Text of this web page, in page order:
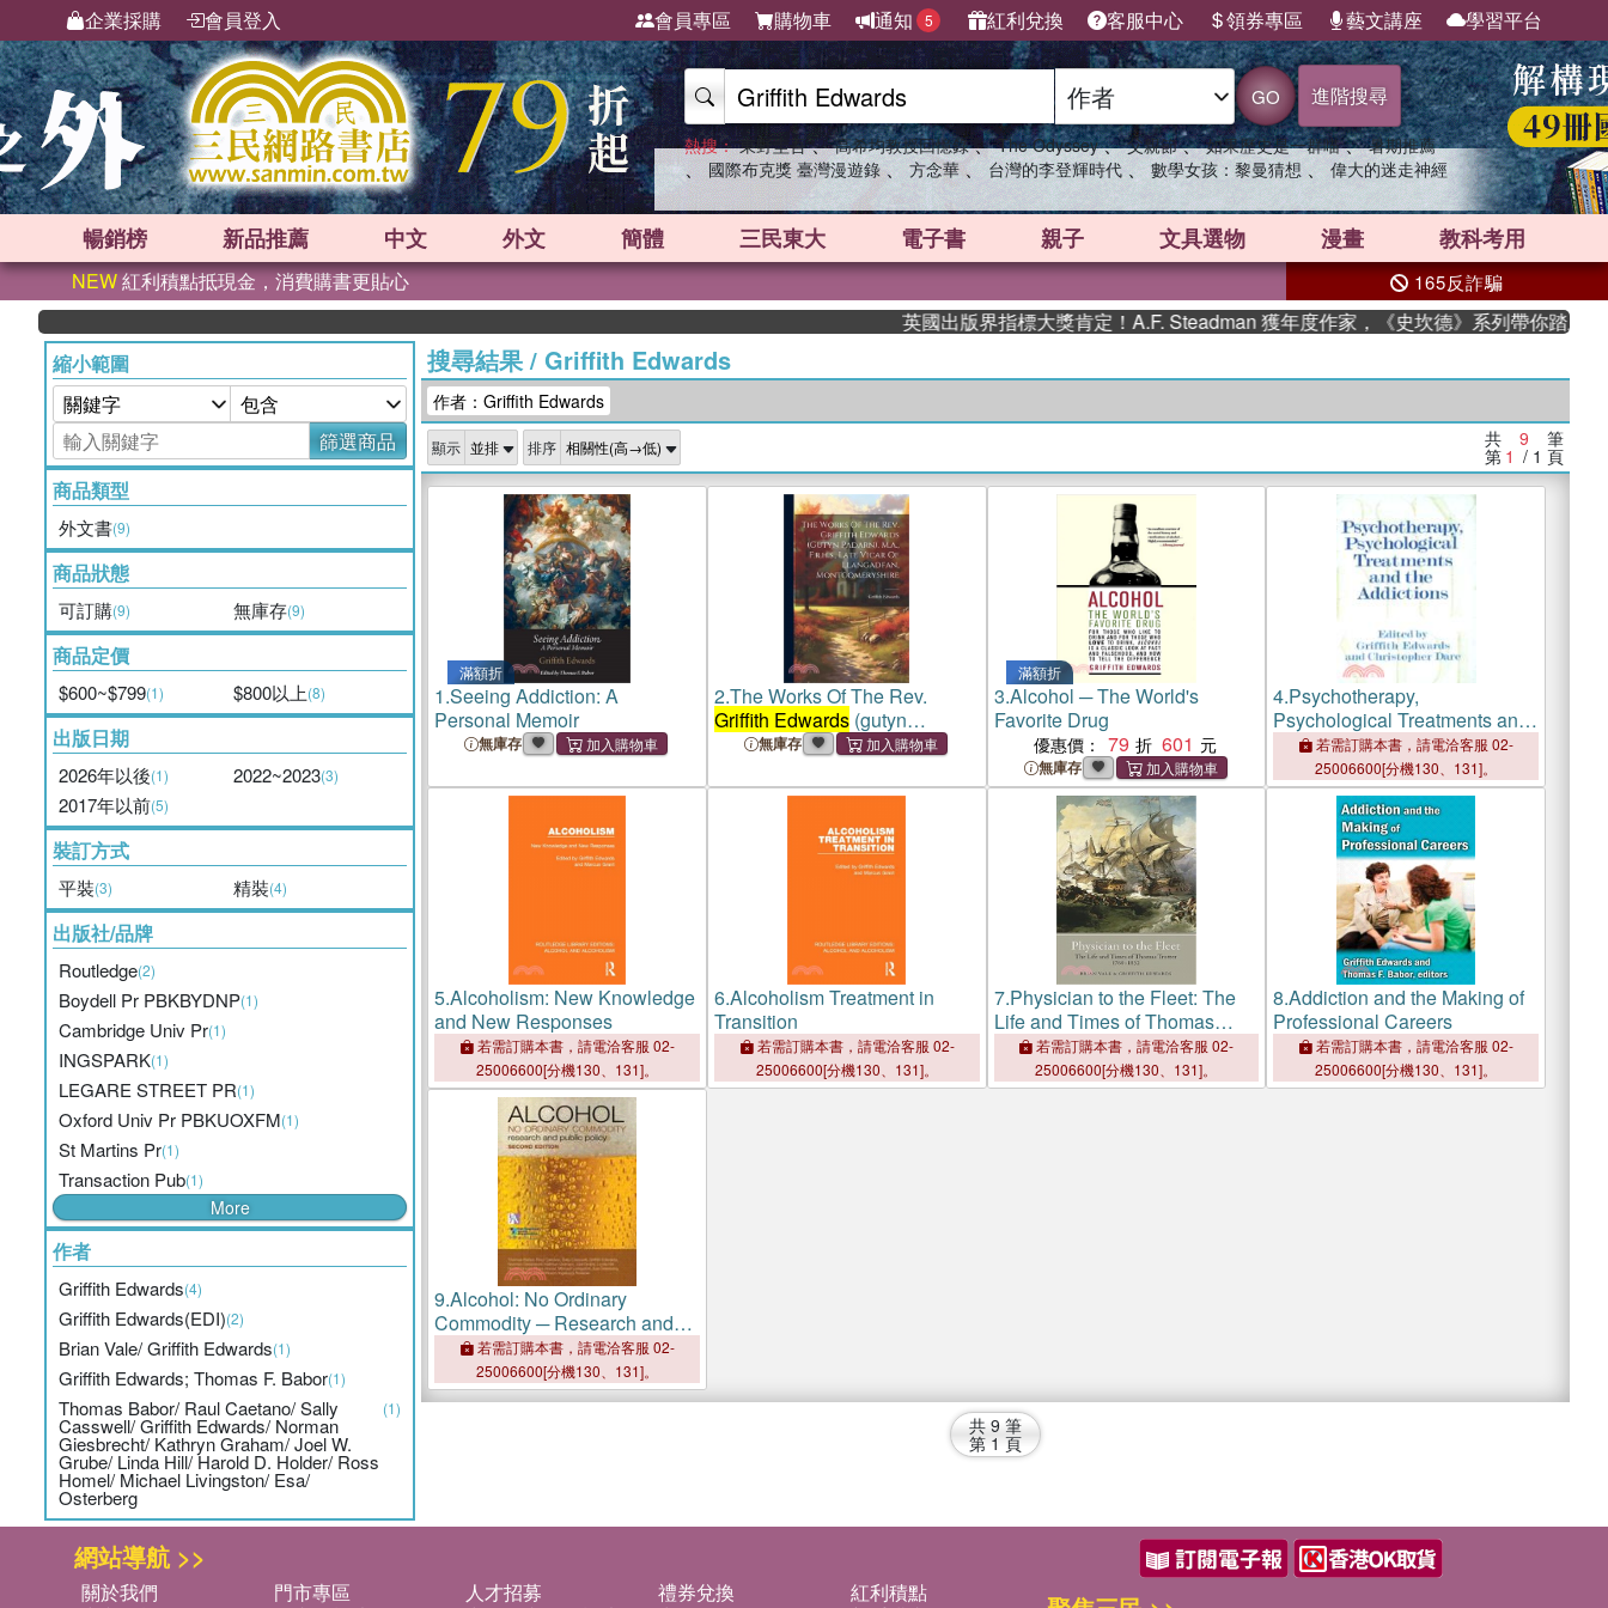
企業採購 會員登入 會員專區 購物車 通知 5 紅利兌換 客服中心 領券專區 藝文講座 學習平台
GO 進階搜尋
熱搜： 東野圭吾 、 高希均教授回憶錄 、 The Odyssey 、 父親節 、 如果歷史是一群喵 、 暑期推薦
、 國際布克獎 臺灣漫遊錄 、 方念華 、 台灣的李登輝時代 、 數學女孩：黎曼猜想 、 偉大的迷走神經
暢銷榜 新品推薦 中文 外文 簡體 三民東大 電子書 親子 文具選物 漫畫 教科考用
NEW紅利積點抵現金，消費購書更貼心 165反詐騙
英國出版界指標大獎肯定！A.F. Steadman 獲年度作家，《史坎德》系列帶你踏上熱血
縮小範圍
篩選商品
商品類型
外文書(9)
商品狀態
可訂購(9) 無庫存(9)
商品定價
$600~$799(1) $800以上(8)
出版日期
2026年以後(1) 2022~2023(3)
2017年以前(5)
裝訂方式
平裝(3) 精裝(4)
出版社/品牌
Routledge(2)
Boydell Pr PBKBYDNP(1)
Cambridge Univ Pr(1)
INGSPARK(1)
LEGARE STREET PR(1)
Oxford Univ Pr PBKUOXFM(1)
St Martins Pr(1)
Transaction Pub(1)
More
作者
Griffith Edwards(4)
Griffith Edwards(EDI)(2)
Brian Vale/ Griffith Edwards(1)
Griffith Edwards; Thomas F. Babor(1)
Thomas Babor/ Raul Caetano/ Sally
Casswell/ Griffith Edwards/ Norman
Giesbrecht/ Kathryn Graham/ Joel W.
Grube/ Linda Hill/ Harold D. Holder/ Ross
Homel/ Michael Livingston/ Esa/
Osterberg
(1)
搜尋結果/ Griffith Edwards
作者：Griffith Edwards
顯示 排序 共 9 筆
第 1 / 1 頁
滿額折
1.Seeing Addiction: A
Personal Memoir
無庫存
2.The Works Of The Rev.
Griffith Edwards(gutyn
Padarn). M.a., F.r.h.s., Late
Montgomeryshire
無庫存
滿額折
3.Alcohol ─ The World's
Favorite Drug
優惠價： 79 601
無庫存
4.Psychotherapy,
Psychological Treatments and
the Addictions
若需訂購本書，請電洽客服 02-
25006600[分機130、131]。
5.Alcoholism: New Knowledge
and New Responses
若需訂購本書，請電洽客服 02-
25006600[分機130、131]。
6.Alcoholism Treatment in
Transition
若需訂購本書，請電洽客服 02-
25006600[分機130、131]。
7.Physician to the Fleet: The
Life and Times of Thomas
Trotter 1760-1832
若需訂購本書，請電洽客服 02-
25006600[分機130、131]。
8.Addiction and the Making of
Professional Careers
若需訂購本書，請電洽客服 02-
25006600[分機130、131]。
9.Alcohol: No Ordinary
Commodity ─ Research and
Public Policy
若需訂購本書，請電洽客服 02-
25006600[分機130、131]。
共 9 筆
第 1 頁
網站導航 >>
關於我們 門市專區 人才招募 禮券兌換
紅利積點